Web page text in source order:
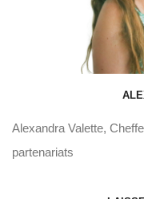
Alexandra Valette,
partenariats